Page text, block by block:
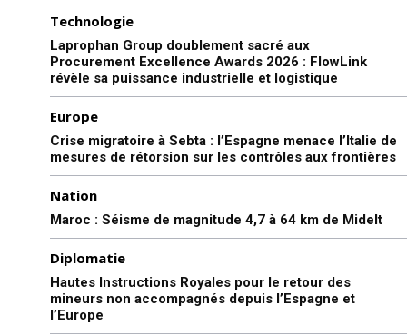
Technologie
Laprophan Group doublement sacré aux
Procurement Excellence Awards 2026 : FlowLink
révèle sa puissance industrielle et logistique
Europe
Crise migratoire à Sebta : l’Espagne menace l’Italie de
mesures de rétorsion sur les contrôles aux frontières
Nation
Maroc : Séisme de magnitude 4,7 à 64 km de Midelt
Diplomatie
Hautes Instructions Royales pour le retour des
mineurs non accompagnés depuis l’Espagne et
l’Europe